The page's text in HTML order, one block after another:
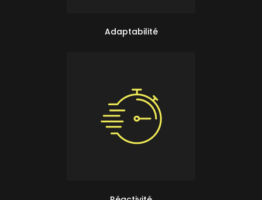
Adaptabilité